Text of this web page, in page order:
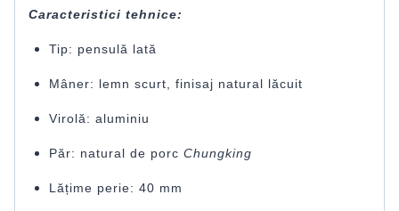
Caracteristici tehnice:
Tip: pensulă lată
Mâner: lemn scurt, finisaj natural lăcuit
Virolă: aluminiu
Păr: natural de porc Chungking
Lățime perie: 40 mm